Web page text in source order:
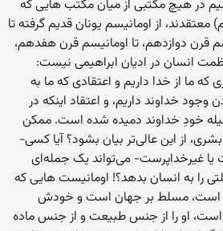
در هیچ مکتبی از میان مکتب هایی که
از اومانیسم یونان قدیم گرفته تا
قرن دوازدهم، تا اومانیسم قرن هفدهم،
انسان در ادیان ابراهیمی نیست:
ما از خدا داریم و اعتقادی که ما به
خداوند داریم، و اعتقاد اینکه در
خودِ خداوند دمیده شده است. ممکن
از این عالی‌تر بیان بشود؟ آیا کسی-
یا غیرخداپرست- می‌تواند یک جمله‌ای
را به انسان بدهد؟! اومانیست هایی که
است، مسلط بر جهان است و خودش
او را از جنس طبیعت و از جنس ماده